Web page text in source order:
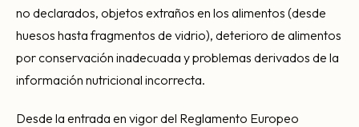
no declarados, objetos extraños en los alimentos (desde
huesos hasta fragmentos de vidrio), deterioro de alimentos
por conservación inadecuada y problemas derivados de la
información nutricional incorrecta.
Desde la entrada en vigor del Reglamento Europeo